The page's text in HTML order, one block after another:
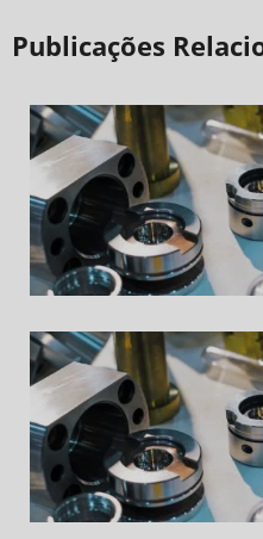
Publicações